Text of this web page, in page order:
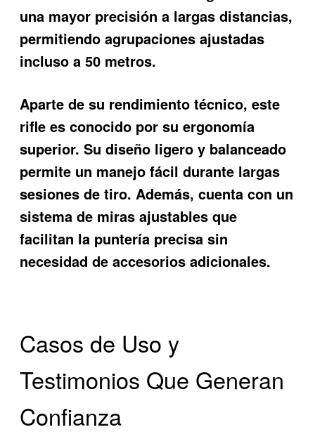
una mayor precisión a largas distancias,
permitiendo agrupaciones ajustadas
incluso a 50 metros.
Aparte de su rendimiento técnico, este
rifle es conocido por su ergonomía
superior. Su diseño ligero y balanceado
permite un manejo fácil durante largas
sesiones de tiro. Además, cuenta con un
sistema de miras ajustables que
facilitan la puntería precisa sin
necesidad de accesorios adicionales.
Casos de Uso y
Testimonios Que Generan
Confianza